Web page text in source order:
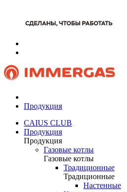
Продукция
CAIUS CLUB
Продукция
Продукция
Газовые котлы
Газовые котлы
Традиционные
Традиционные
Настенные